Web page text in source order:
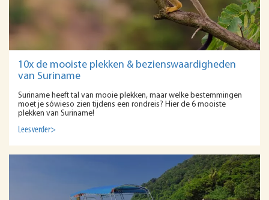
10x de mooiste plekken & bezienswaardigheden
van Suriname
Suriname heeft tal van mooie plekken, maar welke bestemmingen
moet je sówieso zien tijdens een rondreis? Hier de 6 mooiste
plekken van Suriname!
Lees verder>